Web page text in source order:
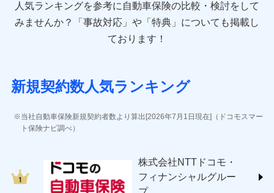
sompo.co.jp/)
東京海上ダイレクト損害保険株式会社 (https://www.e-
AIG損害保険株式会社 (https://www.aig.co.jp/sonpo)
ジェイアイ傷害火災保険株式会社
ソニー損害保険株式会社
(https://www.sonysonpo.co.jp/)
ＳＯＭＰＯダイレクト損害保険株式会社
(https://www.sompo-direct.co.jp/)
人気ランキングを参考に自動車保険の比較・検討をして
みませんか？
「事故対応」や「特典」についても掲載し
ております！
新規契約数人気ランキング
当社自動車保険新規契約者数より算出[2026年7月1日現在]（ドコモスマー
ト保険ナビ調べ）
株式会社NTTドコモ・
フィナンシャルグルー